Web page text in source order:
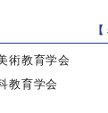
術教育学会
教育学会